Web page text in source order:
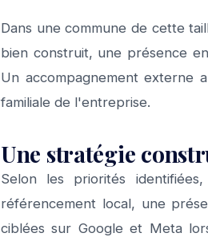
Dans une commune de cette
bien construit, une présence
Un accompagnement externe
familiale de l'entreprise.
Une stratégie
Selon les priorités
référencement local, une
ciblées sur Google et Meta